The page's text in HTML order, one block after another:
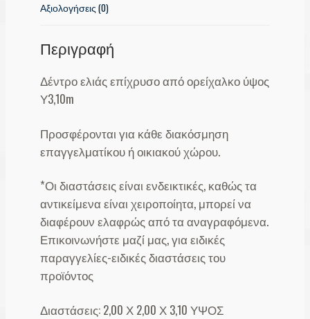
Αξιολογήσεις (0)
Περιγραφή
Δέντρο ελιάς επίχρυσο από ορείχαλκο ύψος
Υ3,10m
Προσφέρονται για κάθε διακόσμηση
επαγγελματίκου ή οικιακού χώρου.
*Οι διαστάσεις είναι ενδεικτικές, καθώς τα
αντικείμενα είναι χειροποίητα, μπορεί να
διαφέρουν ελαφρώς από τα αναγραφόμενα.
Επικοινωνήστε μαζί μας, για ειδικές
παραγγελίες-ειδικές διαστάσεις του
προϊόντος
Διαστάσεις: 2,00 Χ 2,00 Χ 3,10 ΥΨΟΣ